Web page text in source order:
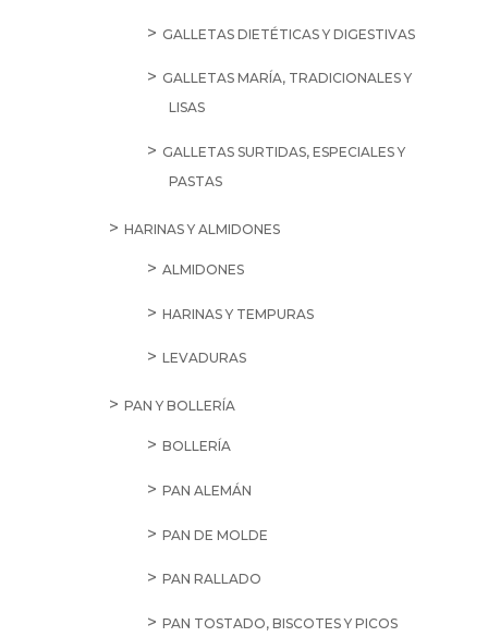
GALLETAS DIETÉTICAS Y DIGESTIVAS
GALLETAS MARÍA, TRADICIONALES Y
LISAS
GALLETAS SURTIDAS, ESPECIALES Y
PASTAS
HARINAS Y ALMIDONES
ALMIDONES
HARINAS Y TEMPURAS
LEVADURAS
PAN Y BOLLERÍA
BOLLERÍA
PAN ALEMÁN
PAN DE MOLDE
PAN RALLADO
PAN TOSTADO, BISCOTES Y PICOS